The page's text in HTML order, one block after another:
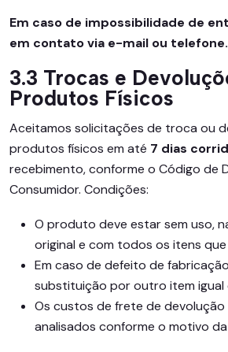
Em caso de impossibilidade de
em contato via e-mail ou telefone.
3.3 Trocas e
Produtos Físicos
Aceitamos solicitações de troca ou
produtos físicos em até 7 dias
recebimento, conforme o Código de
Consumidor. Condições:
O produto deve estar sem uso,
original e com todos os itens
Em caso de defeito de
substituição por outro item igual
Os custos de frete de devolução
analisados conforme o motivo